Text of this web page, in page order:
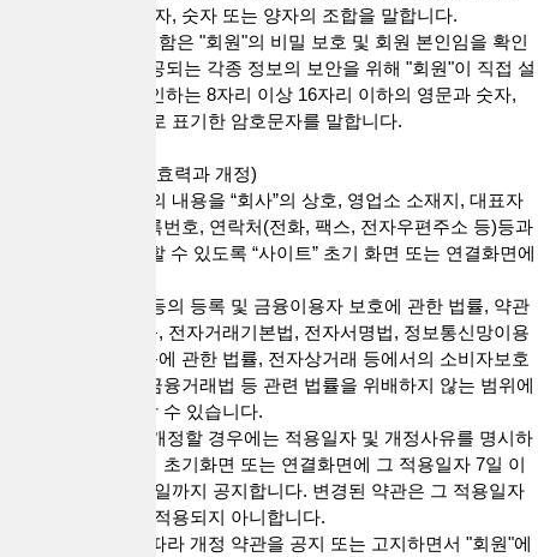
회사가 승인하는 문자, 숫자 또는 양자의 조합을 말합니다.
8. "PASSWORD"라 함은 "회원"의 비밀 보호 및 회원 본인임을 확인
하고 "서비스"에 제공되는 각종 정보의 보안을 위해 "회원"이 직접 설
정하며 "회사"가 승인하는 8자리 이상 16자리 이하의 영문과 숫자,
특수문자의 혼합으로 표기한 암호문자를 말합니다.
제3조(약관의 명시, 효력과 개정)
1. “회사”는 이 약관의 내용을 “회사”의 상호, 영업소 소재지, 대표자
의 성명, 사업자 등록번호, 연락처(전화, 팩스, 전자우편주소 등)등과
함께 “회원”이 확인할 수 있도록 “사이트” 초기 화면 또는 연결화면에
2. “회사”는 대부업 등의 등록 및 금융이용자 보호에 관한 법률, 약관
의 규제에 관한 법률, 전자거래기본법, 전자서명법, 정보통신망이용
촉진 및 정보보호 등에 관한 법률, 전자상거래 등에서의 소비자보호
에 관한 법률, 전자금융거래법 등 관련 법률을 위배하지 않는 범위에
서 본 약관을 개정할 수 있습니다.
3. “회사”가 약관을 개정할 경우에는 적용일자 및 개정사유를 명시하
여 현행 약관과 함께 초기화면 또는 연결화면에 그 적용일자 7일 이
전부터 적용일자 전일까지 공지합니다. 변경된 약관은 그 적용일자
이전으로 소급하여 적용되지 아니합니다.
4. "회사"가 전항에 따라 개정 약관을 공지 또는 고지하면서 "회원"에